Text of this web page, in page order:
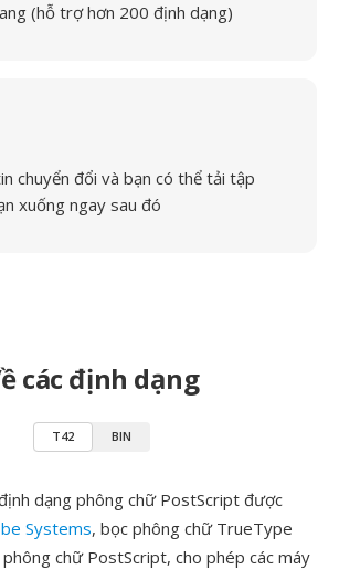
(hỗ trợ hơn 200 định dạng)
chuyển đổi và bạn có thể tải tập
xuống ngay sau đó
các định dạng
T42 BIN
dạng phông chữ PostScript được
Systems, bọc phông chữ TrueType
chữ PostScript, cho phép các máy